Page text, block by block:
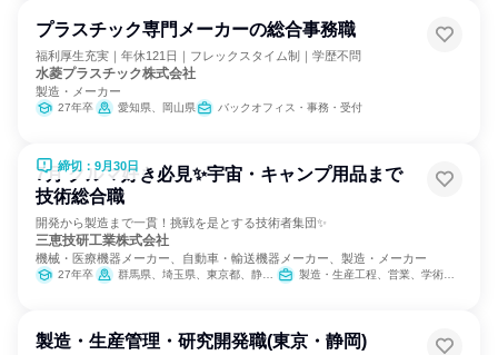
プラスチック専門メーカーの総合事務職
福利厚生充実｜年休121日｜フレックスタイム制｜学歴不問
水菱プラスチック株式会社
製造・メーカー
27年卒 愛知県、岡山県 バックオフィス・事務・受付
締切：9月30日
7月 クルマ好き必見✨宇宙・キャンプ用品まで
技術総合職
開発から製造まで一貫！挑戦を是とする技術者集団✨
三恵技研工業株式会社
機械・医療機器メーカー、自動車・輸送機器メーカー、製造・メーカー
27年卒 群馬県、埼玉県、東京都、静岡県、三重県 製造・生産工程、営業、学術研究、SCM/生産管理/購買/物流、建築/土木/プラント専門職
製造・生産管理・研究開発職(東京・静岡)